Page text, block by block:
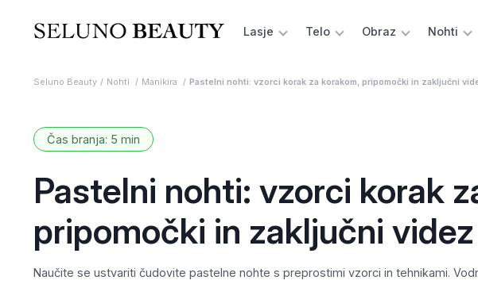
Lasje Telo Obraz Nohti
Seluno Beauty Nohti Manikira Pastelni nohti: vzorci korak za korakom, pripomočki in zaključni
Čas branja: 5 min
Pastelni nohti: vzorci korak
pripomočki in zaključni videz
Naučite se ustvariti čudovite pastelne nohte s preprostimi vzorci in tehnikami.